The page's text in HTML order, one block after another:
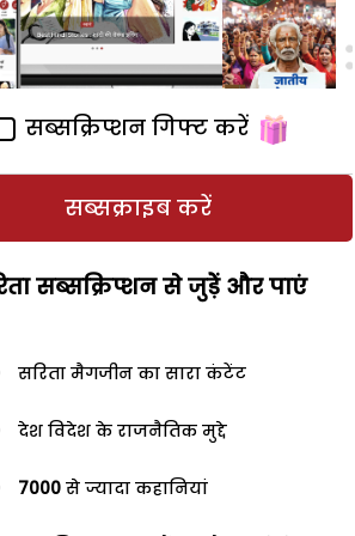
सब्सक्रिप्शन गिफ्ट करें
सब्सक्राइब करें
सब्सक्रिप्शन से जुड़ेें और पाएं
सरिता मैगजीन का सारा कंटेंट
देश विदेश के राजनैतिक मुद्दे
7000 से ज्यादा कहानियां